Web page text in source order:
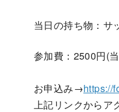
当日の持ち物：サ
参加費：2500円(
お申込み→https://
上記リンクから